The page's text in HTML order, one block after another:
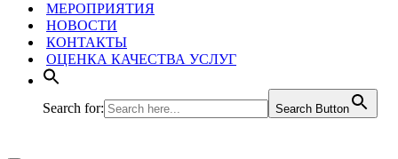
МЕРОПРИЯТИЯ
НОВОСТИ
КОНТАКТЫ
ОЦЕНКА КАЧЕСТВА УСЛУГ
Search for: Search Button